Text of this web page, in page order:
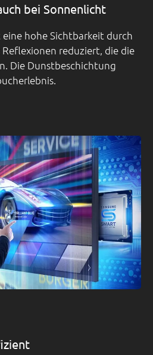
bei Sonnenlicht
eine hohe Sichtbarkeit durch
Reflexionen reduziert, die die
Die Dunstbeschichtung